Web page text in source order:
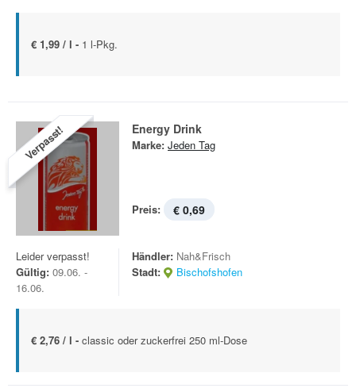
€ 1,99 / l - 1 l-Pkg.
Verpasst! Energy Drink
Marke: Jeden Tag
Preis: € 0,69
Leider verpasst!
Gültig: 09.06. -
16.06.
Händler: Nah&Frisch
Stadt:
Bischofshofen
€ 2,76 / l - classic oder zuckerfrei 250 ml-Dose